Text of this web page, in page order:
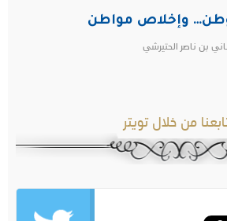
وإخلاص مواطن
بن ناصر الحتيرشي
من خلال تويتر